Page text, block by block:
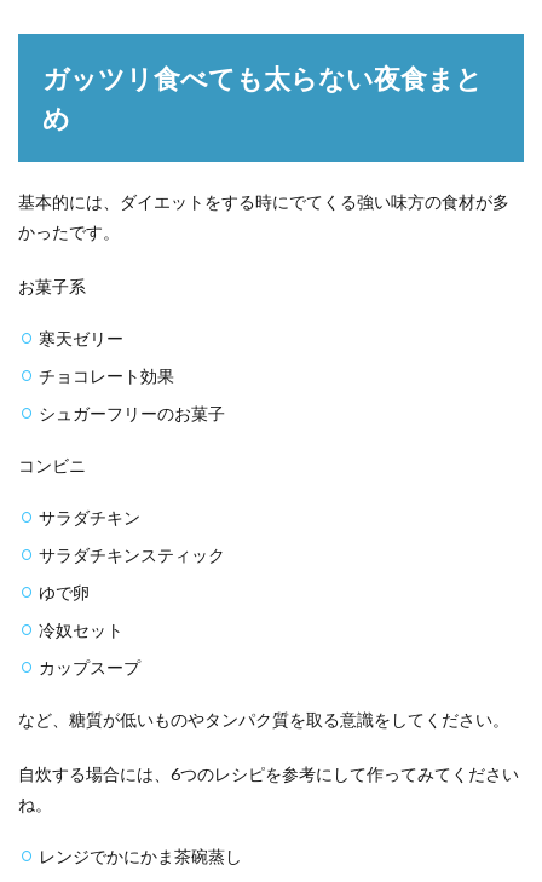
ガッツリ食べても太らない夜食まと
め
基本的には、ダイエットをする時にでてくる強い味方の食材が多
かったです。
お菓子系
寒天ゼリー
チョコレート効果
シュガーフリーのお菓子
コンビニ
サラダチキン
サラダチキンスティック
ゆで卵
冷奴セット
カップスープ
など、糖質が低いものやタンパク質を取る意識をしてください。
自炊する場合には、6つのレシピを参考にして作ってみてください
ね。
レンジでかにかま茶碗蒸し